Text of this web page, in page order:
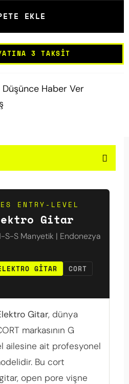
EKLE
3 TAKSIT
Düşünce Haber Ver
ENTRY-LEVEL
Gitar
S-S Manyetik | Endonezya
GITAR
CORT
Gitar, dünya
markasının G
ailesine ait profesyonel
Bu cort
open pore vişne